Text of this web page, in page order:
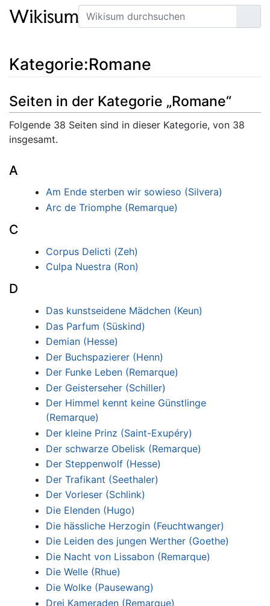
Suche
Seite
Kategorie:Romane
Seiten in der Kategorie „Romane“
Folgende 38 Seiten sind in dieser Kategorie, von 38
insgesamt.
A
Am Ende sterben wir sowieso (Silvera)
Arc de Triomphe (Remarque)
C
Corpus Delicti (Zeh)
Culpa Nuestra (Ron)
D
Das kunstseidene Mädchen (Keun)
Das Parfum (Süskind)
Demian (Hesse)
Der Buchspazierer (Henn)
Der Funke Leben (Remarque)
Der Geisterseher (Schiller)
Der Himmel kennt keine Günstlinge
(Remarque)
Der kleine Prinz (Saint-Exupéry)
Der schwarze Obelisk (Remarque)
Der Steppenwolf (Hesse)
Der Trafikant (Seethaler)
Der Vorleser (Schlink)
Die Elenden (Hugo)
Die hässliche Herzogin (Feuchtwanger)
Die Leiden des jungen Werther (Goethe)
Die Nacht von Lissabon (Remarque)
Die Welle (Rhue)
Die Wolke (Pausewang)
Drei Kameraden (Remarque)